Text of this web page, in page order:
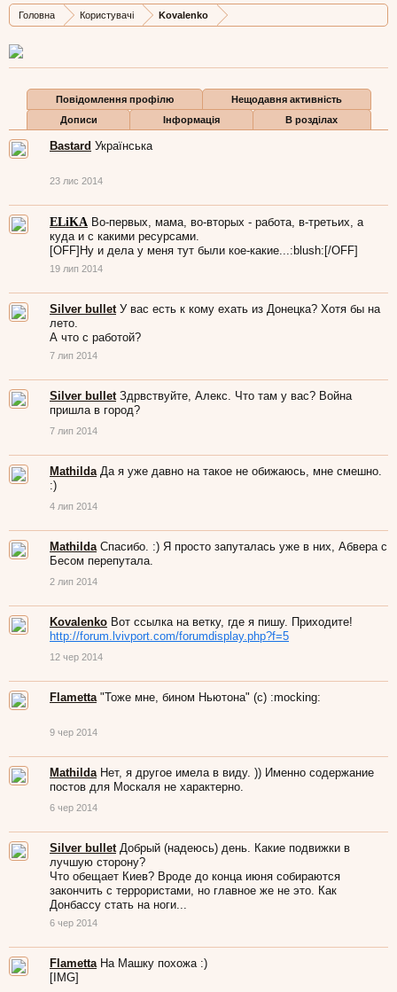
Головна Користувачі Kovalenko
Дописів
1.063
Карма
2.078
Бали
113
Повідомлення профілю
Нещодавня активність
Дописи
Інформація В розділах
Bastard Українська
23 лис 2014
ELiKA Во-первых, мама, во-вторых - работа, в-третьих, а
куда и с какими ресурсами.
[OFF]Ну и дела у меня тут были кое-какие...:blush:[/OFF]
19 лип 2014
Silver bullet У вас есть к кому ехать из Донецка? Хотя бы на
лето.
А что с работой?
7 лип 2014
Silver bullet Здрвствуйте, Алекс. Что там у вас? Война
пришла в город?
7 лип 2014
Mathilda Да я уже давно на такое не обижаюсь, мне смешно.
:)
4 лип 2014
Mathilda Спасибо. :) Я просто запуталась уже в них, Абвера с
Бесом перепутала.
2 лип 2014
Kovalenko Вот ссылка на ветку, где я пишу. Приходите!
http://forum.lvivport.com/forumdisplay.php?f=5
12 чер 2014
Flametta "Тоже мне, бином Ньютона" (с) :mocking:
9 чер 2014
Mathilda Нет, я другое имела в виду. )) Именно содержание
постов для Москаля не характерно.
6 чер 2014
Silver bullet Добрый (надеюсь) день. Какие подвижки в
лучшую сторону?
Что обещает Киев? Вроде до конца июня собираются
закончить с террористами, но главное же не это. Как
Донбассу стать на ноги...
6 чер 2014
Flametta На Машку похожа :)
[IMG]